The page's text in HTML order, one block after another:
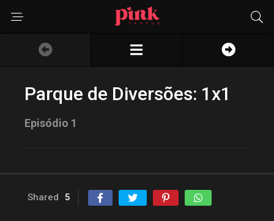
Parque de Diversões: 1x1
Episódio 1
Shared 5